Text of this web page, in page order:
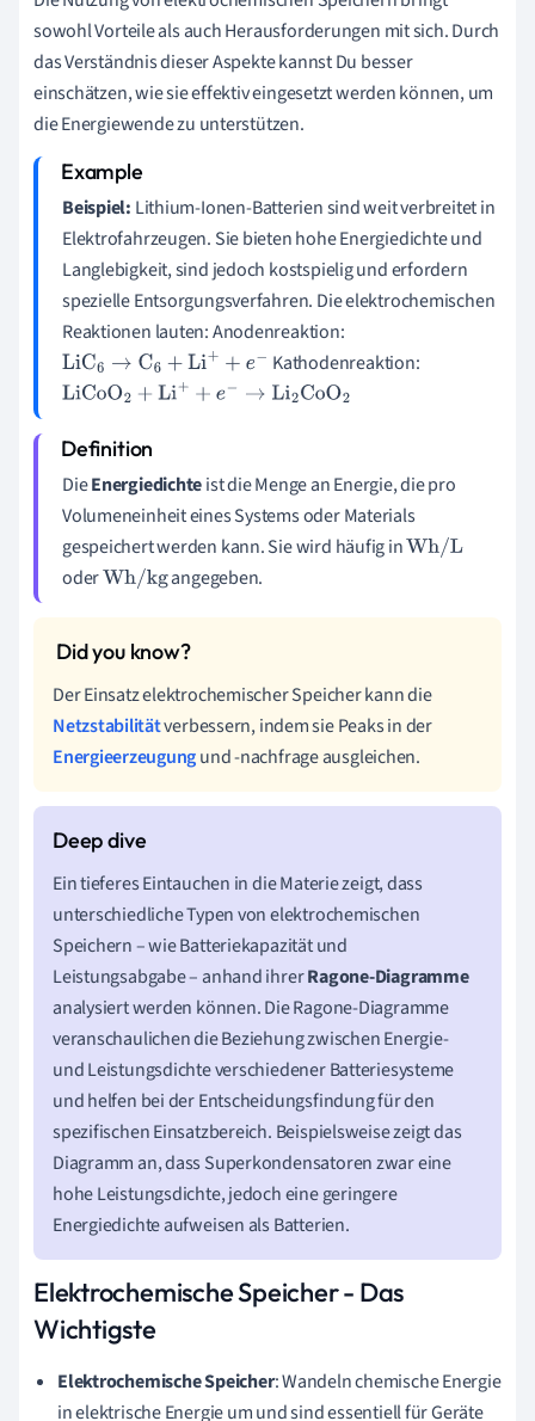
sowohl Vorteile als auch Herausforderungen mit sich. Durch
das Verständnis dieser Aspekte kannst Du besser
einschätzen, wie sie effektiv eingesetzt werden können, um
die Energiewende zu unterstützen.
Beispiel: Lithium-Ionen-Batterien sind weit verbreitet in
Elektrofahrzeugen. Sie bieten hohe Energiedichte und
Langlebigkeit, sind jedoch kostspielig und erfordern
spezielle Entsorgungsverfahren. Die elektrochemischen
Reaktionen lauten: Anodenreaktion:
LiC6→ C6+ Li++e−
Kathodenreaktion:
LiCoO2+Li++e− → Li2 CoO2
DieEnergiedichteist die Menge an Energie, die pro
Volumeneinheit eines Systems oder Materials
gespeichert werden kann. Sie wird häufig inWh/L
oder Wh/kg angegeben.
Der Einsatz elektrochemischer Speicher kann die
Netzstabilitätverbessern, indem sie Peaks in der
Energieerzeugungund -nachfrage ausgleichen.
Ein tieferes Eintauchen in die Materie zeigt, dass
unterschiedliche Typen von elektrochemischen
Speichern – wie Batteriekapazität und
Leistungsabgabe – anhand ihrerRagone-Diagramme
analysiert werden können. Die Ragone-Diagramme
veranschaulichen die Beziehung zwischen Energie-
und Leistungsdichte verschiedener Batteriesysteme
und helfen bei der Entscheidungsfindung für den
spezifischen Einsatzbereich. Beispielsweise zeigt das
Diagramm an, dass Superkondensatoren zwar eine
hohe Leistungsdichte, jedoch eine geringere
Energiedichte aufweisen als Batterien.
Elektrochemische Speicher - Das
Wichtigste
Elektrochemische Speicher: Wandeln chemische Energie
in elektrische Energie um und sind essentiell für Geräte